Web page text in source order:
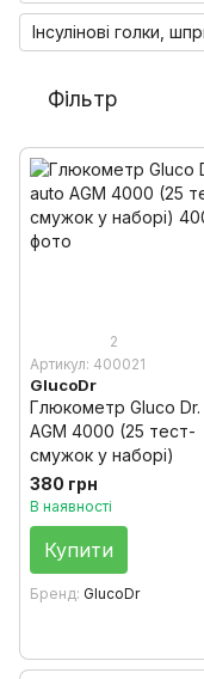
Інсулінові голки,
Фільтр
2
Артикул: 400021
GlucoDr
Глюкометр Gluсo Dr.
AGM 4000 (25 тест-
смужок у наборі)
380 грн
В наявності
Купити
Бренд GlucoDr